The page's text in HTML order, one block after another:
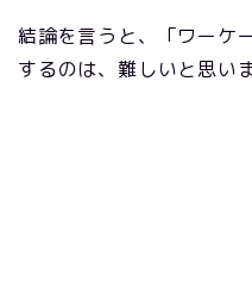
結論を言うと、「ワーケ
するのは、難しいと思いま